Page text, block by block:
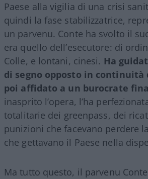
Paese alla vigilia di una crisi
quindi la fase stabilizzatrice,
un parvenu. Conte ha svolto il
era quello dell’esecutore: di
Colle, e lontani, cinesi. Ha
di segno opposto in continuità
poi affidato a un burocrate
inasprito l’opera, l’ha
totalitarie dei greenpass, dei
punizioni che facevano perdere
che gettavano il Paese nella
Ma tutto questo, il parvenu